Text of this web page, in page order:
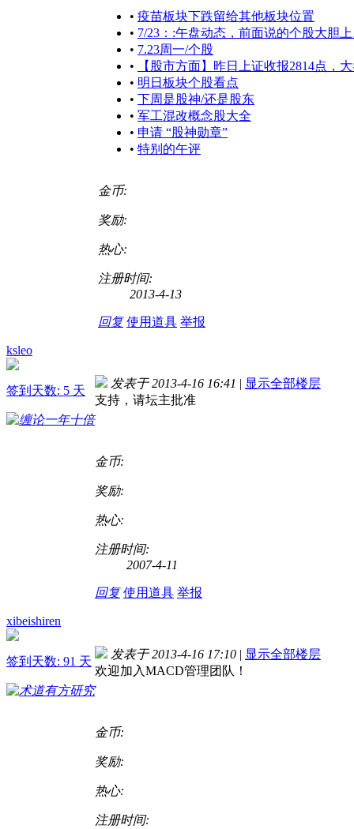
• 疫苗板块下跌留给其他板块位置
• 7/23：:午盘动态，前面说的个股大胆
• 7.23周一/个股
•
【股市方面】昨日上证收报2814点，
• 明日板块个股看点
• 下周是股神/还是股东
• 军工混改概念股大全
• 申请 “股神勋章”
• 特别的午评
金币:
奖励:
热心:
注册时间:
2013-4-13
回复 使用道具 举报
ksleo
签到天数: 5 天
发表于 2013-4-16 16:41 | 显示全部楼层
支持，请坛主批准
金币:
奖励:
热心:
注册时间:
2007-4-11
回复 使用道具 举报
xibeishiren
签到天数: 91 天
发表于 2013-4-16 17:10 | 显示全部楼层
欢迎加入MACD管理团队！
金币:
奖励:
热心:
注册时间: